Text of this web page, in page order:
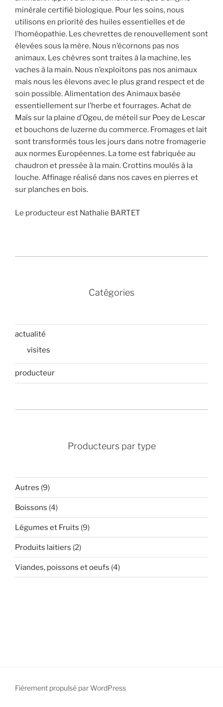
minérale certifié biologique. Pour les soins, nous
utilisons en priorité des huiles essentielles et de
l’homéopathie. Les chevrettes de renouvellement sont
élevées sous la mère. Nous n’écornons pas nos
animaux. Les chèvres sont traites à la machine, les
vaches à la main. Nous n’exploitons pas nos animaux
mais nous les élevons avec le plus grand respect et de
soin possible. Alimentation des Animaux basée
essentiellement sur l’herbe et fourrages. Achat de
Maïs sur la plaine d’Ogeu, de méteil sur Poey de Lescar
et bouchons de luzerne du commerce. Fromages et lait
sont transformés tous les jours dans notre fromagerie
aux normes Européennes. La tome est fabriquée au
chaudron et pressée à la main. Crottins moulés à la
louche. Affinage réalisé dans nos caves en pierres et
sur planches en bois.
Le producteur est Nathalie BARTET
Catégories
actualité
visites
producteur
Producteurs par type
Autres (9)
Boissons (4)
Légumes et Fruits (9)
Produits laitiers (2)
Viandes, poissons et oeufs (4)
Fièrement propulsé par WordPress